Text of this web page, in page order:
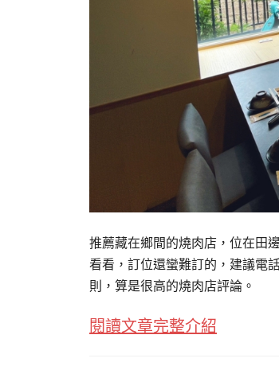
推薦藏在鄉間的燒肉店，位在田
看看，訂位還蠻難訂的，建議電
則，算是很高的燒肉店評論。
閱讀文章完整介紹